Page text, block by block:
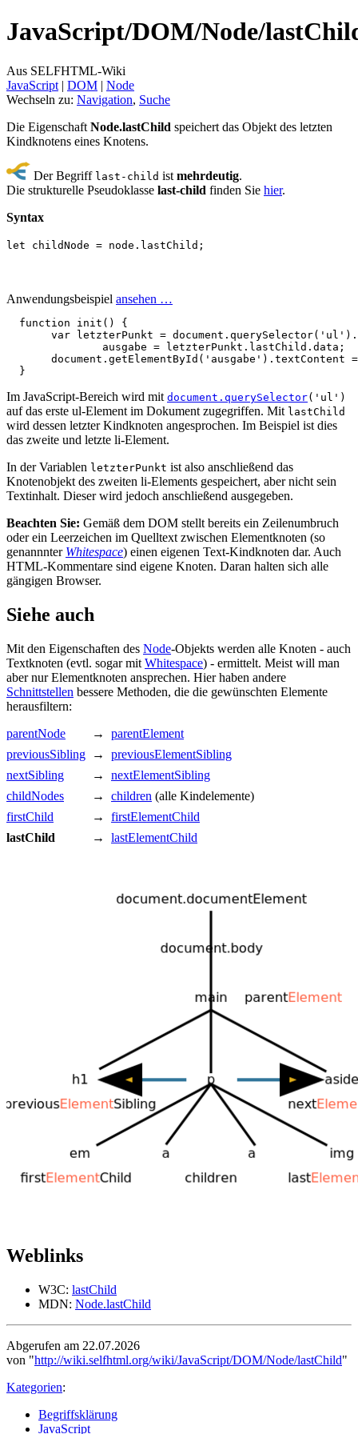
JavaScript/DOM/Node/
Aus SELFHTML-Wiki
JavaScript ‎ | DOM ‎ | Node
Wechseln zu: Navigation, Suche
Die Eigenschaft Node.lastChild speichert das Objekt des letzten
Kindknotens eines Knotens.
Der Begriff last-child ist mehrdeutig.
Die strukturelle Pseudoklasse last-child finden Sie hier.
Syntax
let childNode = node.lastChild;
Anwendungsbeispiel ansehen …
function init ()
{
var
letzterPunkt = document . querySelector( 'ul' ).
ausgabe = letzterPunkt . lastChild . data ;
document . getElementById ( 'ausgabe' ). textContent =
}
Im JavaScript-Bereich wird mit document.querySelector('ul')
auf das erste ul-Element im Dokument zugegriffen. Mit lastChild
wird dessen letzter Kindknoten angesprochen. Im Beispiel ist dies
das zweite und letzte li-Element.
In der Variablen letzterPunkt ist also anschließend das
Knotenobjekt des zweiten li-Elements gespeichert, aber nicht sein
Textinhalt. Dieser wird jedoch anschließend ausgegeben.
Beachten Sie: Gemäß dem DOM stellt bereits ein Zeilenumbruch
oder ein Leerzeichen im Quelltext zwischen Elementknoten (so
genannnter Whitespace) einen eigenen Text-Kindknoten dar. Auch
HTML-Kommentare sind eigene Knoten. Daran halten sich alle
gängigen Browser.
Siehe auch
Mit den Eigenschaften des Node-Objekts werden alle Knoten - auch
Textknoten (evtl. sogar mit Whitespace) - ermittelt. Meist will man
aber nur Elementknoten ansprechen. Hier haben andere
Schnittstellen bessere Methoden, die die gewünschten Elemente
herausfiltern:
parentNode
→
parentElement
previousSibling
→
previousElementSibling
nextSibling
→
nextElementSibling
childNodes
→ children (alle Kindelemente)
firstChild
→
firstElementChild
lastChild
→ lastElementChild
Weblinks
W3C: lastChild
MDN: Node.lastChild
Abgerufen am 22.07.2026
von "http://wiki.selfhtml.org/wiki/JavaScript/DOM/Node/lastChild"
Kategorien:
Begriffsklärung
JavaScript